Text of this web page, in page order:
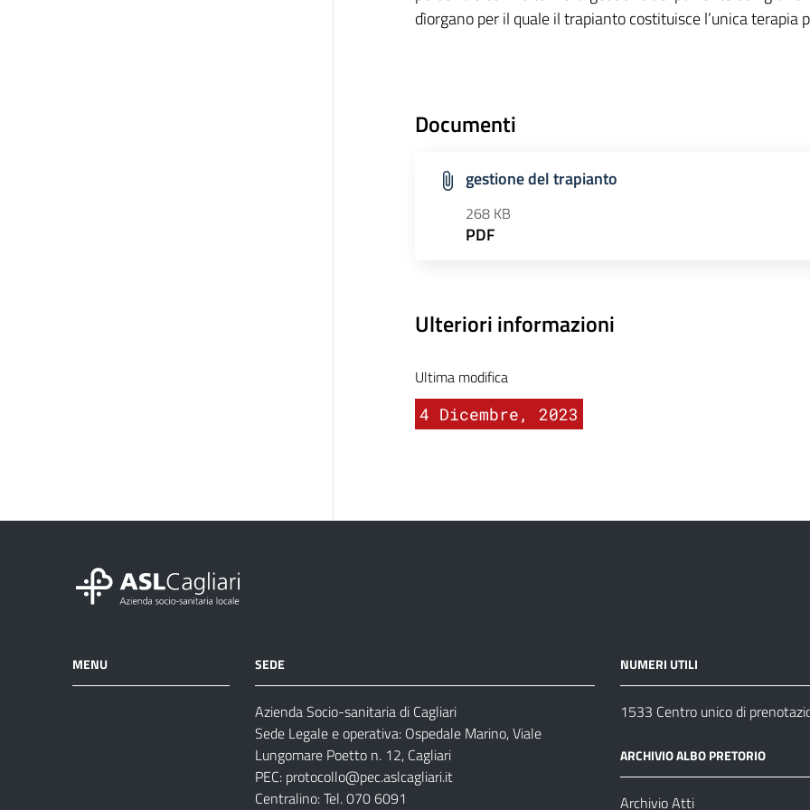
dìorgano per il quale il trapianto costituisce l’unica terapia
Documenti
gestione del trapianto
268 KB
PDF
Ulteriori informazioni
Ultima modifica
4 Dicembre, 2023
MENU SEDE
Azienda Socio-sanitaria di Cagliari
Sede Legale e operativa: Ospedale Marino, Viale
Lungomare Poetto n. 12, Cagliari
PEC: protocollo@pec.aslcagliari.it
Centralino: Tel. 070 6091
NUMERI UTILI
1533 Centro unico di
ARCHIVIO ALBO PRETORIO
Archivio Atti